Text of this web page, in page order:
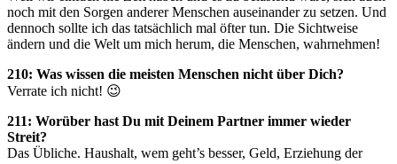
noch mit den Sorgen anderer Menschen auseinander zu setzen. Und
dennoch sollte ich das tatsächlich mal öfter tun. Die Sichtweise
ändern und die Welt um mich herum, die Menschen, wahrnehmen!
210: Was wissen die meisten Menschen nicht über Dich?
Verrate ich nicht! 😉
211: Worüber hast Du mit Deinem Partner immer wieder
Streit?
Das Übliche. Haushalt, wem geht’s besser, Geld, Erziehung der